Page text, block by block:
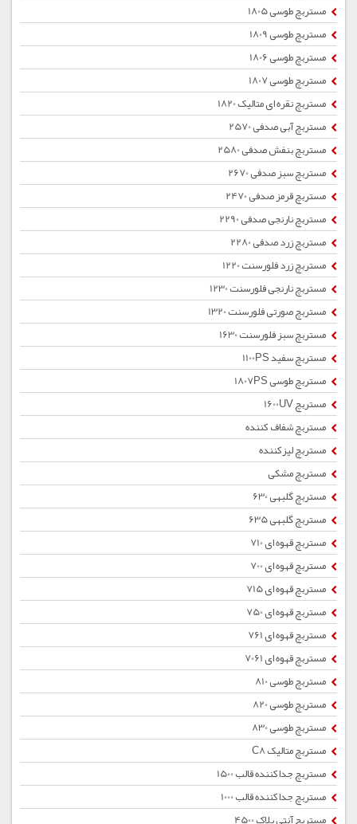
مستربچ طوسی 1805
مستربچ طوسی 1809
مستربچ طوسی 1806
مستربچ طوسی 1807
مستربچ نقره ای متالیک 1820
مستربچ آبی صدفی 2570
مستربچ بنفش صدفی 2580
مستربچ سبز صدفی 2670
مستربچ قرمز صدفی 2470
مستربچ نارنجی صدفی 2290
مستربچ زرد صدفی 2280
مستربچ زرد فلورسنت 1220
مستربچ نارنجی فلورسنت 1230
مستربچ صورتی فلورسنت 1320
مستربچ سبز فلورسنت 1630
مستربچ سفید 1100PS
مستربچ طوسی 1807PS
مستربچ 1600UV
مستربچ شفاف کننده
مستربچ لیزکننده
مستربچ مشکی
مستربچ گلبهی 630
مستربچ گلبهی 635
مستربچ قهوه ای 710
مستربچ قهوه ای 700
مستربچ قهوه ای 715
مستربچ قهوه ای 750
مستربچ قهوه ای 761
مستربچ قهوه ای 7061
مستربچ طوسی 810
مستربچ طوسی 820
مستربچ طوسی 830
مستربچ متالیک C8
مستربچ جداکننده قالب 1500
مستربچ جداکننده قالب 1000